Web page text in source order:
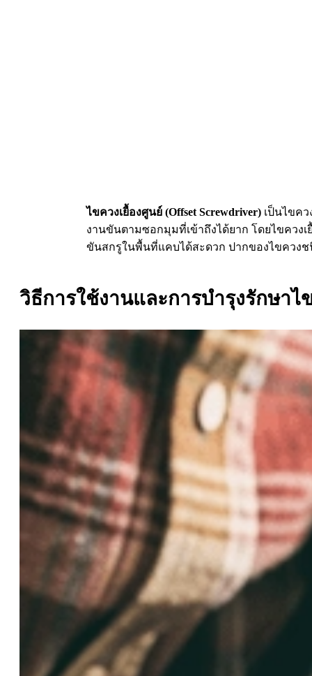
ไขควงเยื้องศูนย์ (Offset Screwdriver) เป็นไขค
งานขันตามซอกมุมที่เข้าถึงได้ยาก โดยไขควง
ขันสกรูในพื้นที่แคบได้สะดวก ปากของไขควง
วิธีการใช้งานและการบำรุงรักษาไ